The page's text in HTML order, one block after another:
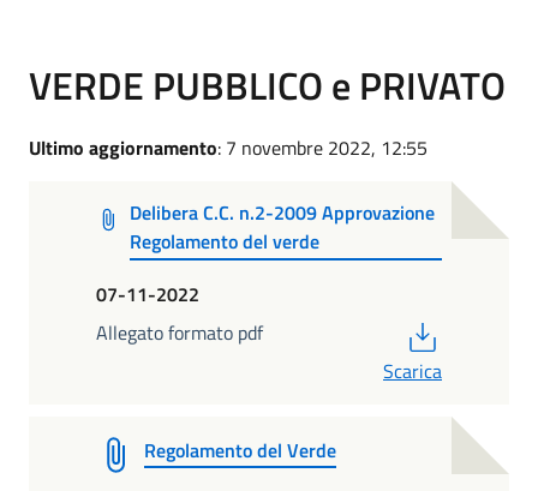
VERDE PUBBLICO e PRIVATO
Ultimo aggiornamento: 7 novembre 2022, 12:55
Delibera C.C. n.2-2009 Approvazione
Regolamento del verde
07-11-2022
Allegato formato pdf
Scarica
Regolamento del Verde